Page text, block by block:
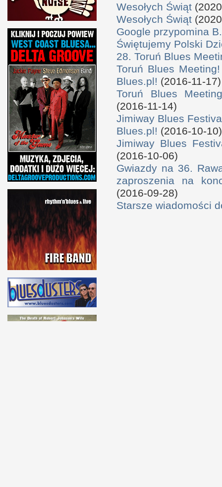
Wesołych Świąt
Wesołych Świąt
Google przypomina
Świętujemy Polski
28. Toruń Blues
Toruń Blues
Blues.pl! (2016-11-17)
Toruń Blues
(2016-11-14)
Jimiway Blues
Blues.pl! (2016-10-10)
Jimiway Blues
(2016-10-06)
Gwiazdy na 36.
zaproszenia na
(2016-09-28)
Starsze wiadomości